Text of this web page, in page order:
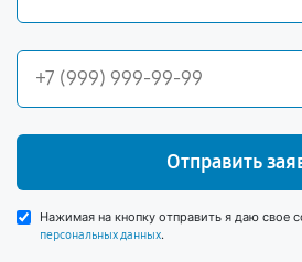
Отправить
Нажимая на кнопку отправить я даю свое
персональных данных.